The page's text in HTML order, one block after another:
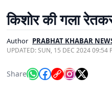
किशोर की गला
Author PRABHAT KHABAR
UPDATED:SUN, 15 DEC 2024 09:54
Share